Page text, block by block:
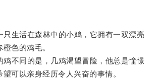
在森林中的小鸡，它拥有一双漂亮
色的鸡毛。
不同的是，几鸡渴望冒险，他总是憧憬
可以亲身经历令人兴奋的事情。